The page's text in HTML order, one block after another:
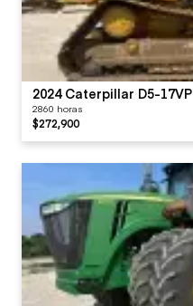
2024 Caterpillar D5-17VP
2860 horas
$272,900